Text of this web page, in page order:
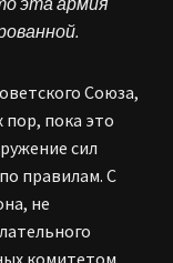
Союза,
пор, пока это
сил
правилам. С
не
комитетом